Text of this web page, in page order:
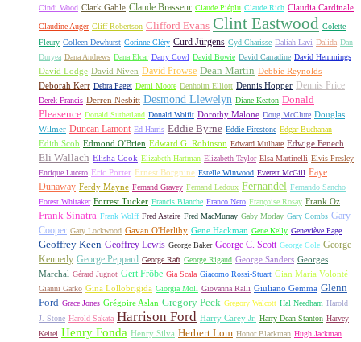
Cindi Wood Clark Gable Claude Brasseur Claude Piéplu Claude Rich Claudia Cardinale
Claudine Auger Cliff Robertson Clifford Evans Clint Eastwood Colette
Fleury Colleen Dewhurst Corinne Cléry Curd Jürgens Cyd Charisse Daliah Lavi Dalida Dan
Duryea Dana Andrews Dana Elcar Darry Cowl David Bowie David Carradine David Hemmings
David Lodge David Niven David Prowse Dean Martin Debbie Reynolds
Deborah Kerr Debra Paget Demi Moore Denholm Elliott Dennis Hopper Dennis Price
Derek Francis Derren Nesbitt Desmond Llewelyn Diane Keaton Donald
Pleasence Donald Sutherland Donald Wolfit Dorothy Malone Doug McClure Douglas
Wilmer Duncan Lamont Ed Harris Eddie Byrne Eddie Firestone Edgar Buchanan
Edith Scob Edmond O'Brien Edward G. Robinson Edward Mulhare Edwige Fenech
Eli Wallach Elisha Cook Elizabeth Hartman Elizabeth Taylor Elsa Martinelli Elvis Presley
Enrique Lucero Eric Porter Ernest Borgnine Estelle Winwood Everett McGill Faye
Dunaway Ferdy Mayne Fernand Gravey Fernand Ledoux Fernandel Fernando Sancho
Forest Whitaker Forrest Tucker Francis Blanche Franco Nero Françoise Rosay Frank Oz
Frank Sinatra Frank Wolff Fred Astaire Fred MacMurray Gaby Morlay Gary Combs Gary
Cooper Gary Lockwood Gavan O'Herlihy Gene Hackman Gene Kelly Geneviève Page
Geoffrey Keen Geoffrey Lewis George Baker George C. Scott George Cole George
Kennedy George Peppard George Raft George Rigaud George Sanders Georges
Marchal Gérard Jugnot Gert Fröbe Gia Scala Giacomo Rossi-Stuart Gian Maria Volonté
Gianni Garko Gina Lollobrigida Giorgia Moll Giovanna Ralli Giuliano Gemma Glenn
Ford Grace Jones Grégoire Aslan Gregory Peck Gregory Walcott Hal Needham Harold
J. Stone Harold Sakata Harrison Ford Harry Carey Jr. Harry Dean Stanton Harvey
Keitel Henry Fonda Henry Silva Herbert Lom Honor Blackman Hugh Jackman